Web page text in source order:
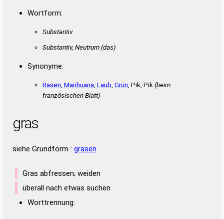
Wortform:
Substantiv
Substantiv, Neutrum(das)
Synonyme:
Rasen Marihuana Laub Grün , Pik, Pik (beim
französischen Blatt)
gras
siehe Grundform : grasen
Gras abfressen; weiden
überall nach etwas suchen
Worttrennung: